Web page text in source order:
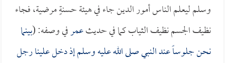
وسلم ليعلم الناس أمور الدين جاء في هيئة حسنةٍ مرضية، فجاء
نظيف الجسم نظيف الثياب كما في حديثعمرفي وصفه: (بينما
نحن جلوساً عند النبي صلى الله عليه وسلم إذ دخل علينا رجل